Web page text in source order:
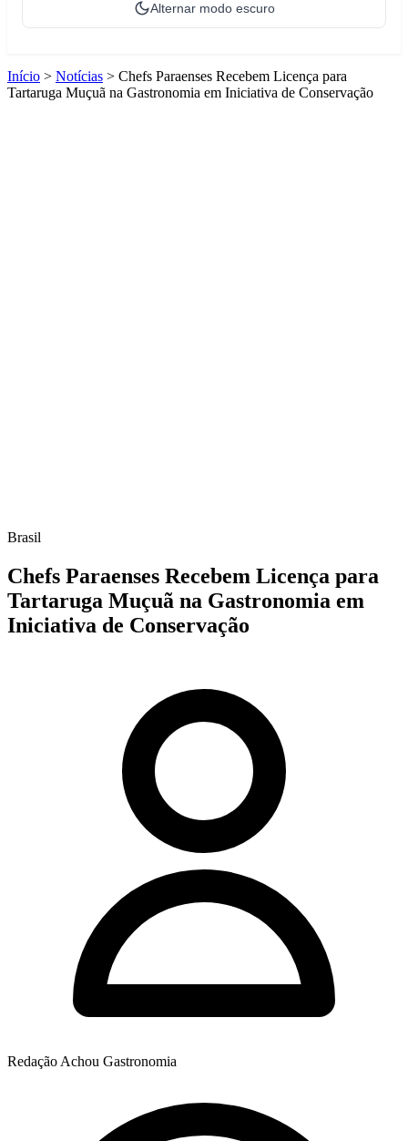
Alternar modo escuro
Início > Notícias > Chefs Paraenses Recebem Licença para
Tartaruga Muçuã na Gastronomia em Iniciativa de Conservação
Brasil
Chefs Paraenses Recebem Licença para
Tartaruga Muçuã na Gastronomia em
Iniciativa de Conservação
Redação Achou Gastronomia